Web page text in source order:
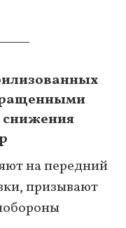
снижения
на передний
призывают